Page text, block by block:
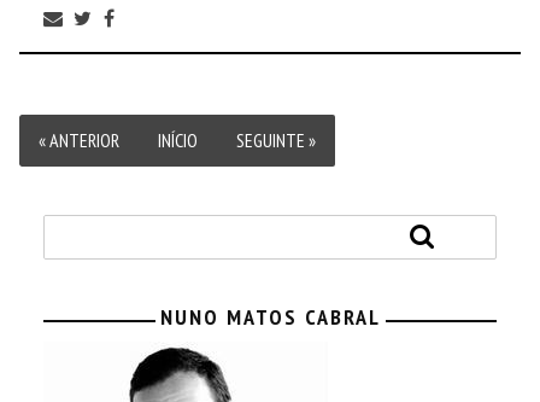
« ANTERIOR INÍCIO SEGUINTE »
NUNO MATOS CABRAL